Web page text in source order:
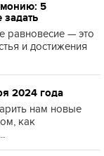
5
равновесие — это
и достижения
2024 года
нам новые
как